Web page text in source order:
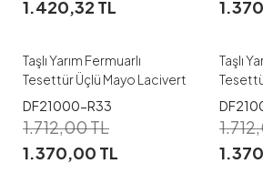
1.420,32 TL
46-48
50-52
Taşlı Yarım Fermuarlı
Tesettür Üçlü Mayo Lacivert
DF21000-R33
1.712,00TL
1.370,00 TL
Taşlı
38-40
42-44
46-48
50-52